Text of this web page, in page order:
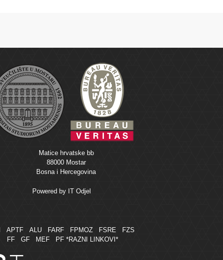
Matice hrvatske bb
88000 Mostar
Bosna i Hercegovina
Powered by IT Odjel
APTF ALU FARF FPMOZ FSRE
FZS
FF
GF MEF PF *RAZNI LINKOVI*